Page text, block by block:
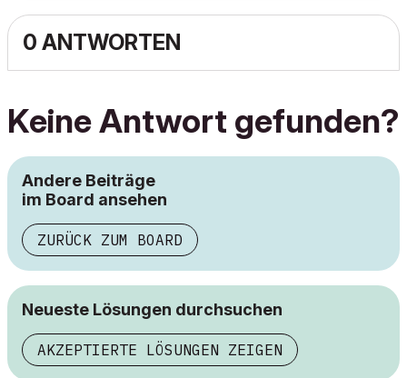
0 ANTWORTEN
Keine Antwort gefunden?
Andere Beiträge
im Board ansehen
ZURÜCK ZUM BOARD
Neueste Lösungen durchsuchen
AKZEPTIERTE LÖSUNGEN ZEIGEN